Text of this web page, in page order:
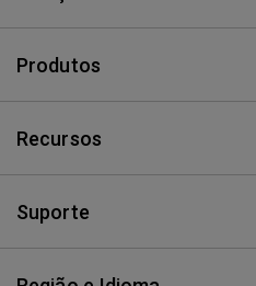
Produtos
Recursos
Suporte